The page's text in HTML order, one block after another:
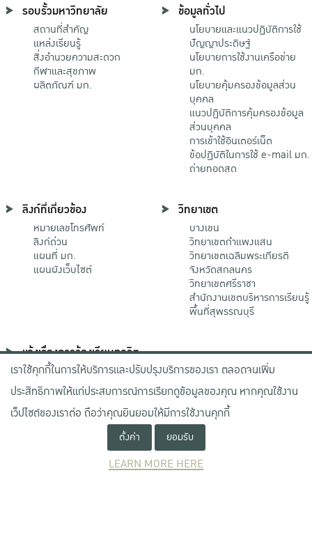
รอบรั้วมหาวิทยาลัย
สถานที่สำคัญ
แหล่งเรียนรู้
สิ่งอำนวยความสะดวก
กีฬาและสุขภาพ
ผลิตภัณฑ์ มก.
ข้อมูลทั่วไป
นโยบายและแนวปฏิบัติการใช้
ปัญญาประดิษฐ์
นโยบายการใช้งานเครือข่าย
มก.
นโยบายคุ้มครองข้อมูลส่วน
บุคคล
แนวปฏิบัติการคุ้มครองข้อมูล
ส่วนบุคคล
การเข้าใช้อินเตอร์เน็ต
ข้อปฏิบัติในการใช้ e-mail มก.
ถ่ายทอดสด
ลิงก์ที่เกี่ยวข้อง
หมายเลขโทรศัพท์
ลิงก์ด่วน
แผนที่ มก.
แผนผังเว็บไซต์
วิทยาเขต
บางเขน
วิทยาเขตกําแพงแสน
วิทยาเขตเฉลิมพระเกียรติ
จังหวัดสกลนคร
วิทยาเขตศรีราชา
สำนักงานเขตบริหารการเรียนรู้
พื้นที่สุพรรณบุรี
แจ้งเรื่องการร้องเรียนทุจริต
ช่องทางมหาวิทยาลัย
เกษตรศาสตร์
ช่องทางสำนักงาน ป.ป.ช.
ช่องทางสำนักงาน ป.ป.ท.
NEWCOMER
เราใช้คุกกี้ในการให้บริการและปรับปรุงบริการของเรา ตลอดจนเพิ่ม
ประสิทธิภาพให้แก่ประสบการณ์การเรียกดูข้อมูลของคุณ หากคุณใช้งาน
เว็ปไซต์ของเราต่อ ถือว่าคุณยินยอมให้มีการใช้งานคุกกี้
ตั้งค่า ยอมรับ
LEARN MORE HERE